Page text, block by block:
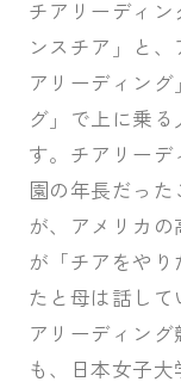
チアリーディ
ンスチア」と
アリーディン
グ」で上に乗
す。チアリー
園の年長だっ
が、アメリカ
が「チアをや
たと母は話して
アリーディン
も、日本女子